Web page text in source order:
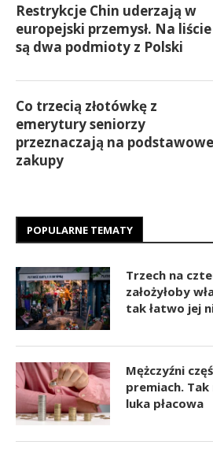
Restrykcje Chin uderzają w
europejski przemysł. Na liście
są dwa podmioty z Polski
Co trzecią złotówkę z
emerytury seniorzy
przeznaczają na podstawowe
zakupy
POPULARNE TEMATY
Trzech na
założyłoby
tak łatwo jej
Mężczyźni
premiach.
luka płacowa